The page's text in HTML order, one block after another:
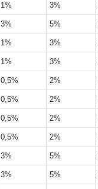
1% 3%
3% 5%
1% 3%
1% 3%
0,5% 2%
0,5% 2%
0,5% 2%
0,5% 2%
3% 5%
3% 5%